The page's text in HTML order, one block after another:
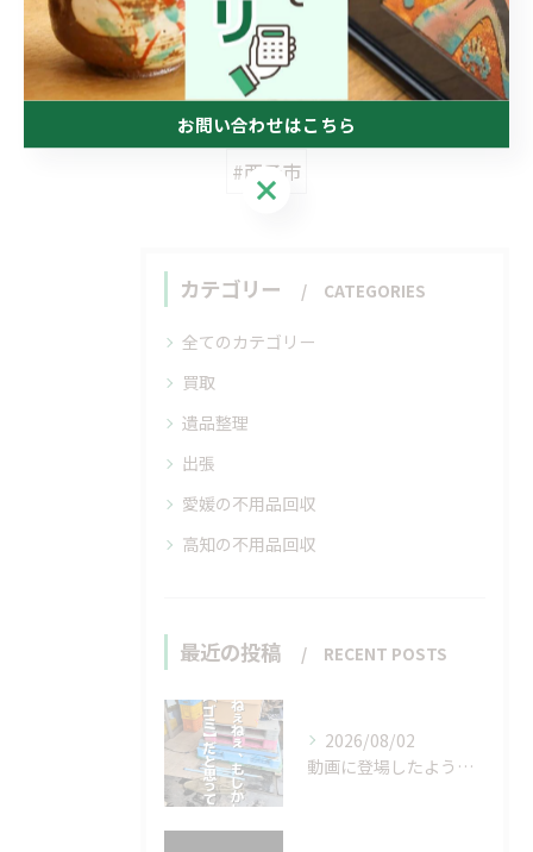
関連タグ
#西予市
カテゴリー CATEGORIES
全てのカテゴリー
買取
遺品整理
出張
愛媛の不用品回収
高知の不用品回収
最近の投稿 RECENT POSTS
2026/08/02
動画に登場したような…
お問い合わせはこちら
お問い合わせはこちら